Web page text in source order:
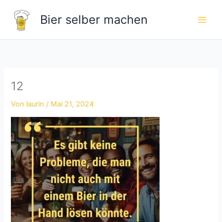
Inhalt
springen
Bier selber machen
12
Von laurin / Mai 21, 2024